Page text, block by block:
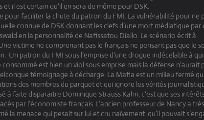
et il est certain qu’il en sera de même pour DSK.
pour faciliter la chute du patron du FMI. La vulnérabilité pour ne
connue de DSK donnant les clefs d’une mort médiatique par
en la personnalité de Nafissatou Diallo. Le scénario écrit à
victime ne comprenant pas le français ne pensant pas que le
Un patron du FMI sous l’emprise d’une drogue indécelable à qui
est bien un viol sous emprise mais la défense n’aurait
témoignage à décharge. La Mafia est un milieu fermé
des membres du parquet et qui ignore les vérités
à faite disparaitre Dominique Strauss Kahn, c’est que ses
par l’économiste français. L’ancien professeur de Nancy a
la menace qui pesait sur lui et cru naïvement qu’il pouvait